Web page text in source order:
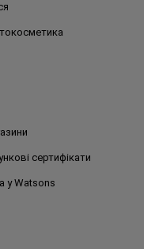
сертифікати
у Watsons